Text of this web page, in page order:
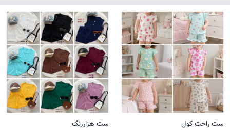
ست راحت کول
ست هزاررنگ